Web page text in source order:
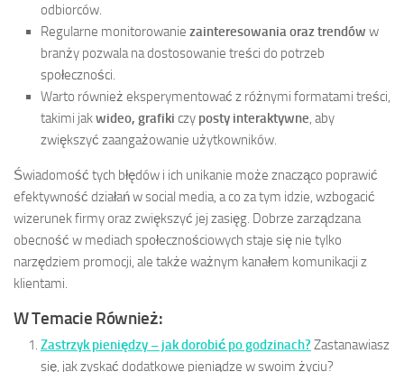
odbiorców.
Regularne monitorowanie zainteresowania oraz trendów w
branży pozwala na dostosowanie treści do potrzeb
społeczności.
Warto również eksperymentować z różnymi formatami treści,
takimi jakwideo, grafiki czy posty interaktywne, aby
zwiększyć zaangażowanie użytkowników.
Świadomość tych błędów i ich unikanie może znacząco poprawić
efektywność działań w social media, a co za tym idzie, wzbogacić
wizerunek firmy oraz zwiększyć jej zasięg. Dobrze zarządzana
obecność w mediach społecznościowych staje się nie tylko
narzędziem promocji, ale także ważnym kanałem komunikacji z
klientami.
W Temacie Również:
Zastrzyk pieniędzy – jak dorobić po godzinach? Zastanawiasz
się, jak zyskać dodatkowe pieniądze w swoim życiu?